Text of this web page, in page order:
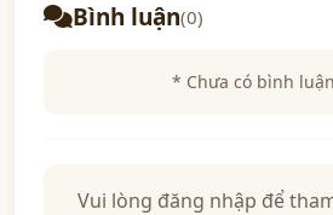
Bình luận(0)
* Chưa có bình
Vui lòng đăng nhập để